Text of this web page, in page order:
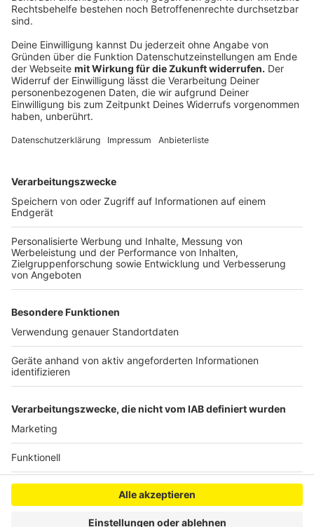
Anzeige
durch eine auffällige rote Färbung auf. Ein Umstand,
weswegen die Tiere in der Sprache der Ureinwohner
auch Pirarucu (= roter Fisch) genannt werden. In ihrer
ursprünglichen Heimat setzen Lebensraumverlust,
illegaler Handel und Überfischung den Beständen des
selten geworden. Tiere, die historischen
vier Metern erreicht haben sollen, gibt es nicht mehr.
Als Raubfisch bewohnt der Arapaima langsam
fließende und meist sehr trübe Flüsse,
Gewässer. Hier lauern die Tiere auf Beute. Durch
schnelles Aufreißen des Mauls saugen sie ihre Beute
Anzeige